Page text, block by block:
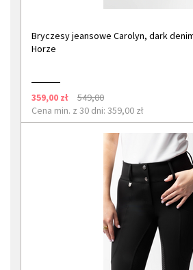
Bryczesy jeansowe Carolyn, dark
Horze
359,00 zł
549,00
Cena min. z 30 dni: 359,00 zł